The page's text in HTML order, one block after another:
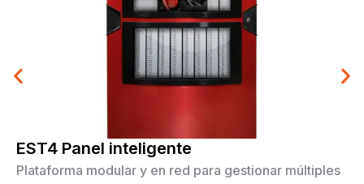
EST4 Panel inteligente
Plataforma modular y en red para gestionar múltiples